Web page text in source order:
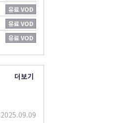
블로그
유튜브
유료 VOD
유료 VOD
유료 VOD
2025.09.09
더보기